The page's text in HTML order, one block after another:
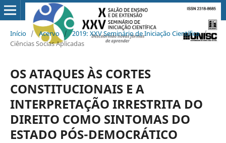
Início / Acervo / 2019: XXV Seminário de Iniciação Científica /
Ciências Socias Aplicadas
OS ATAQUES ÀS CORTES
CONSTITUCIONAIS E A
INTERPRETAÇÃO IRRESTRITA DO
DIREITO COMO SINTOMAS DO
ESTADO PÓS-DEMOCRÁTICO